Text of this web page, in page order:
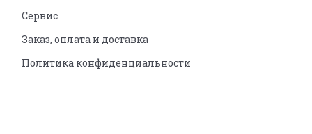
Сервис
Заказ, оплата и доставка
Политика конфиденциальности